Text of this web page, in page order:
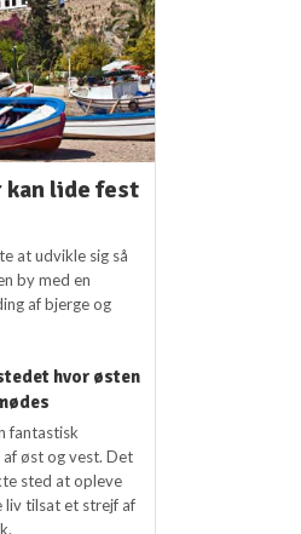
kan lide fest
at udvikle sig så
by med en
af bjerge og
hvor østen
fantastisk
øst og vest. Det
sted at opleve
liv tilsat et strejf af